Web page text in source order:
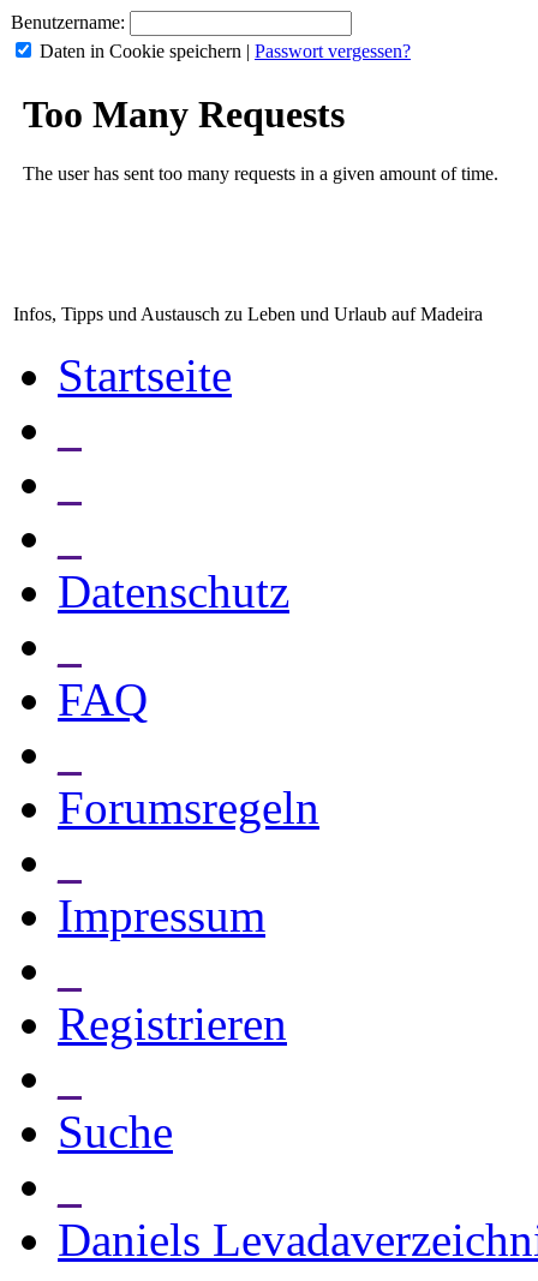
Benutzername:
Daten in Cookie speichern | Passwort vergessen?
Infos, Tipps und Austausch zu Leben und Urlaub auf Madeira
Startseite
Datenschutz
FAQ
Forumsregeln
Impressum
Registrieren
Suche
Daniels